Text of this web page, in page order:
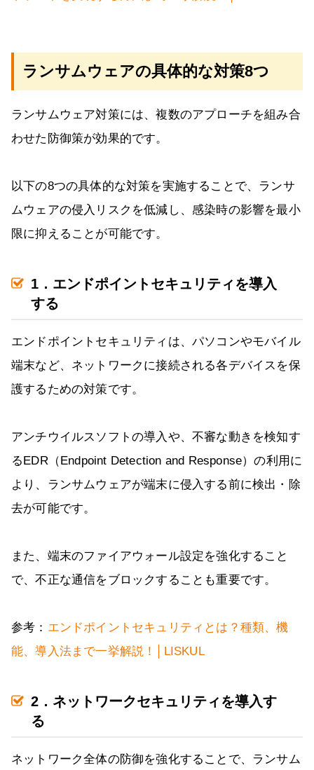
ランサムウェアの具体的な対策8つ
ランサムウェア対策には、複数のアプローチを組み合
わせた防御策が効果的です。
以下の8つの具体的な対策を実施することで、ランサ
ムウェアの侵入リスクを低減し、感染時の影響を最小
限に抑えることが可能です。
1．エンドポイントセキュリティを導入
する
エンドポイントセキュリティは、パソコンやモバイル
端末など、ネットワークに接続される各デバイスを保
護するための対策です。
アンチウイルスソフトの導入や、不審な動きを検知す
るEDR（Endpoint Detection and Response）の利用に
より、ランサムウェアが端末に侵入する前に検出・除
去が可能です。
また、端末のファイアウォール設定を強化すること
で、不正な通信をブロックすることも重要です。
参考： エンドポイントセキュリティとは？種類、機
能、導入法まで一挙解説！│LISKUL
2．ネットワークセキュリティを導入す
る
ネットワーク全体の防御を強化することで、ランサム